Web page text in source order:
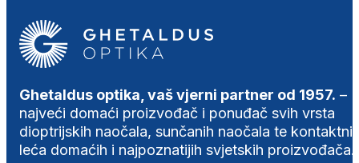
Ghetaldus optika, vaš vjerni partner od 1957. –
najveći domaći proizvođač i ponuđač svih vrsta
dioptrijskih naočala, sunčanih naočala te
leća domaćih i najpoznatijih svjetskih proizvođača.